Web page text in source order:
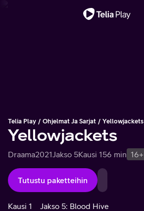
Telia Play Ohjelmat Ja Sarjat Yellowjackets
Yellowjackets
Draama2021Jakso 5Kausi 156 min 16+
Tutustu paketteihin
Kausi 1 Jakso 5: Blood Hive